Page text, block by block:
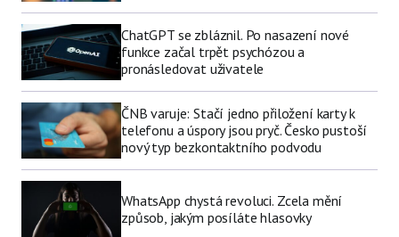
ChatGPT se zbláznil. Po nasazení nové
funkce začal trpět psychózou a
pronásledovat uživatele
ČNB varuje: Stačí jedno přiložení karty k
telefonu a úspory jsou pryč. Česko pustoší
nový typ bezkontaktního podvodu
WhatsApp chystá revoluci. Zcela mění
způsob, jakým posíláte hlasovky